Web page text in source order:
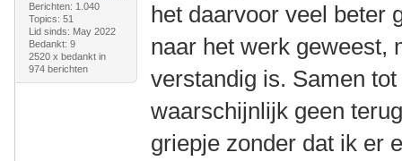
Berichten: 1.040
Topics: 51
Lid sinds: May 2022
Bedankt: 9
2520 x bedankt in
974 berichten
het daarvoor veel beter
naar het werk geweest,
verstandig is. Samen
waarschijnlijk geen
griepje zonder dat ik er